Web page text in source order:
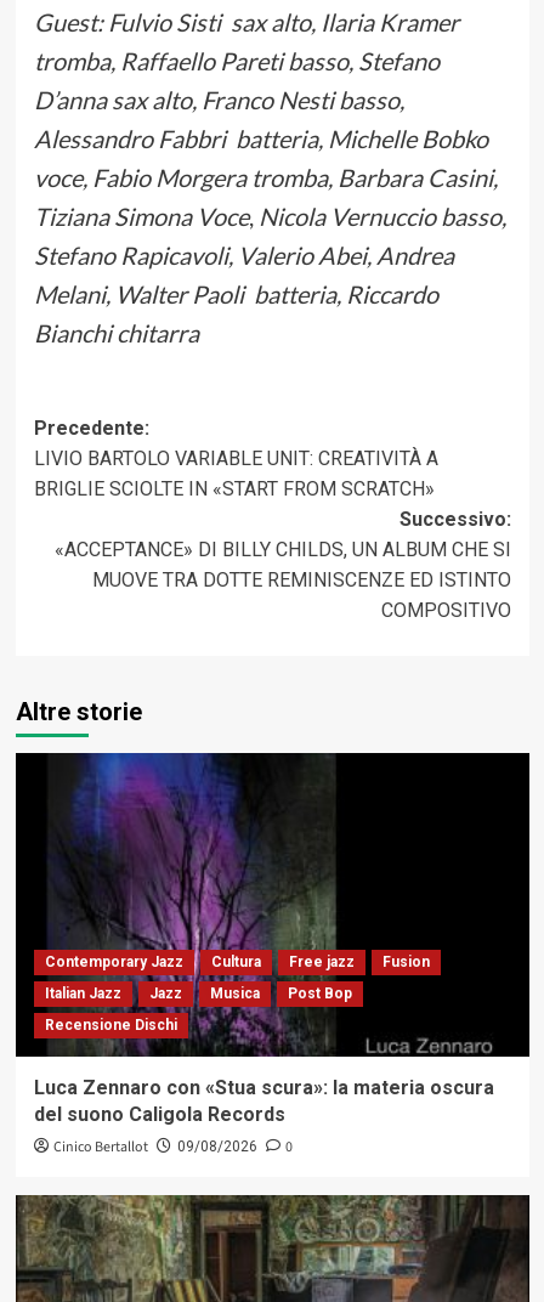
Guest: Fulvio Sisti sax alto, Ilaria Kramer
tromba, Raffaello Pareti basso, Stefano
D’anna sax alto, Franco Nesti basso,
Alessandro Fabbri batteria, Michelle Bobko
voce, Fabio Morgera tromba, Barbara Casini,
Tiziana Simona Voce, Nicola Vernuccio basso,
Stefano Rapicavoli, Valerio Abei, Andrea
Melani, Walter Paoli batteria, Riccardo
Bianchi chitarra
Navigazione
articolo
Precedente:
LIVIO BARTOLO VARIABLE UNIT: CREATIVITÀ A
BRIGLIE SCIOLTE IN «START FROM SCRATCH»
Successivo:
«ACCEPTANCE» DI BILLY CHILDS, UN ALBUM CHE SI
MUOVE TRA DOTTE REMINISCENZE ED ISTINTO
COMPOSITIVO
Altre storie
Contemporary Jazz Cultura Free jazz
Fusion
Italian Jazz
Jazz Musica
Post Bop
Recensione Dischi
Luca Zennaro con «Stua scura»: la materia oscura
del suono Caligola Records
Cinico Bertallot 09/08/2026 0